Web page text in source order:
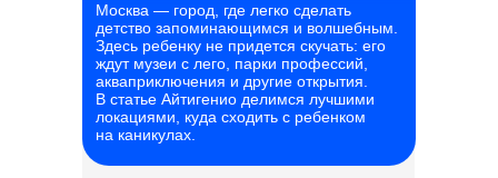
Москва — город, где легко сделать
детство запоминающимся и волшебным.
Здесь ребенку не придется скучать: его
ждут музеи с лего, парки профессий,
акваприключения и другие открытия.
В статье Айтигенио делимся лучшими
локациями, куда сходить с ребенком
на каникулах.